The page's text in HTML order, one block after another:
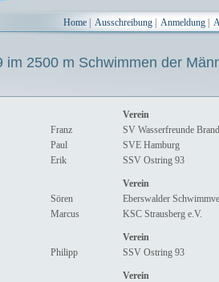
Home Ausschreibung Anmeldung
2500 m Schwimmen der
Verein
Franz SV Wasserfreunde
Paul SVE Hamburg
Erik SSV Ostring 93
Verein
Sören Eberswalder
Marcus KSC Strausberg e.V.
Verein
Philipp SSV Ostring 93
Verein